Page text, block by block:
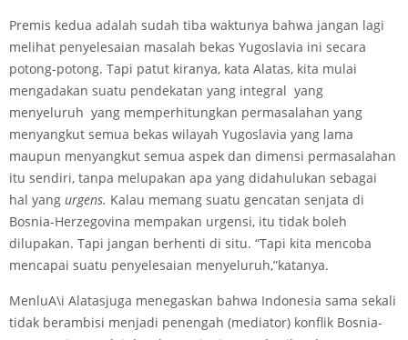
Premis kedua adalah sudah tiba waktunya bahwa jangan lagi
melihat penyelesaian masalah bekas Yugoslavia ini secara
potong-potong. Tapi patut kiranya, kata Alatas, kita mulai
mengadakan suatu pendekatan yang integral yang
menyeluruh yang memperhitungkan permasalahan yang
menyangkut semua bekas wilayah Yugoslavia yang lama
maupun menyangkut semua aspek dan dimensi permasalahan
itu sendiri, tanpa melupakan apa yang didahulukan sebagai
hal yang urgens. Kalau memang suatu gencatan senjata di
Bosnia-Herzegovina mempakan urgensi, itu tidak boleh
dilupakan. Tapi jangan berhenti di situ. “Tapi kita mencoba
mencapai suatu penyelesaian menyeluruh,”katanya.
MenluA\i Alatasjuga menegaskan bahwa Indonesia sama sekali
tidak berambisi menjadi penengah (mediator) konflik Bosnia-